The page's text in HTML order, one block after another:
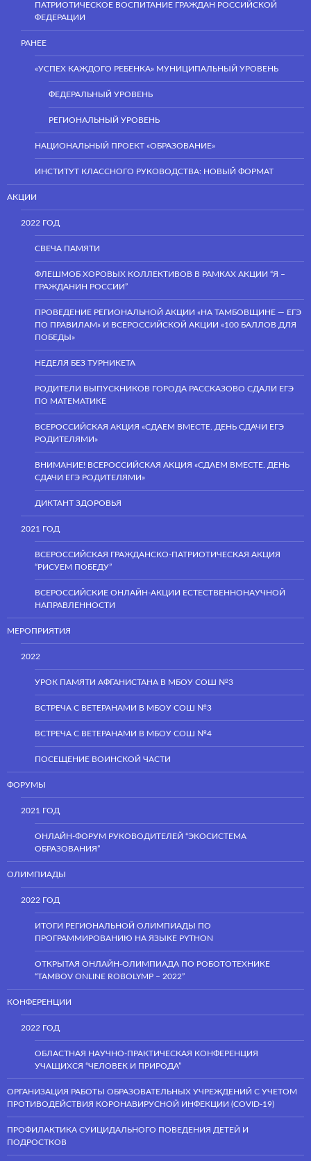
ПАТРИОТИЧЕСКОЕ ВОСПИТАНИЕ ГРАЖДАН РОССИЙСКОЙ
ФЕДЕРАЦИИ
РАНЕЕ
«УСПЕХ КАЖДОГО РЕБЕНКА» МУНИЦИПАЛЬНЫЙ УРОВЕНЬ
ФЕДЕРАЛЬНЫЙ УРОВЕНЬ
РЕГИОНАЛЬНЫЙ УРОВЕНЬ
НАЦИОНАЛЬНЫЙ ПРОЕКТ «ОБРАЗОВАНИЕ»
ИНСТИТУТ КЛАССНОГО РУКОВОДСТВА: НОВЫЙ ФОРМАТ
АКЦИИ
2022 ГОД
СВЕЧА ПАМЯТИ
ФЛЕШМОБ ХОРОВЫХ КОЛЛЕКТИВОВ В РАМКАХ АКЦИИ “Я –
ГРАЖДАНИН РОССИИ”
ПРОВЕДЕНИЕ РЕГИОНАЛЬНОЙ АКЦИИ «НА ТАМБОВЩИНЕ — ЕГЭ
ПО ПРАВИЛАМ» И ВСЕРОССИЙСКОЙ АКЦИИ «100 БАЛЛОВ ДЛЯ
ПОБЕДЫ»
НЕДЕЛЯ БЕЗ ТУРНИКЕТА
РОДИТЕЛИ ВЫПУСКНИКОВ ГОРОДА РАССКАЗОВО СДАЛИ ЕГЭ
ПО МАТЕМАТИКЕ
ВСЕРОССИЙСКАЯ АКЦИЯ «СДАЕМ ВМЕСТЕ. ДЕНЬ СДАЧИ ЕГЭ
РОДИТЕЛЯМИ»
ВНИМАНИЕ! ВСЕРОССИЙСКАЯ АКЦИЯ «СДАЕМ ВМЕСТЕ. ДЕНЬ
СДАЧИ ЕГЭ РОДИТЕЛЯМИ»
ДИКТАНТ ЗДОРОВЬЯ
2021 ГОД
ВСЕРОССИЙСКАЯ ГРАЖДАНСКО-ПАТРИОТИЧЕСКАЯ АКЦИЯ
“РИСУЕМ ПОБЕДУ”
ВСЕРОССИЙСКИЕ ОНЛАЙН-АКЦИИ ЕСТЕСТВЕННОНАУЧНОЙ
НАПРАВЛЕННОСТИ
МЕРОПРИЯТИЯ
2022
УРОК ПАМЯТИ АФГАНИСТАНА В МБОУ СОШ №3
ВСТРЕЧА С ВЕТЕРАНАМИ В МБОУ СОШ №3
ВСТРЕЧА С ВЕТЕРАНАМИ В МБОУ СОШ №4
ПОСЕЩЕНИЕ ВОИНСКОЙ ЧАСТИ
ФОРУМЫ
2021 ГОД
ОНЛАЙН-ФОРУМ РУКОВОДИТЕЛЕЙ “ЭКОСИСТЕМА
ОБРАЗОВАНИЯ”
ОЛИМПИАДЫ
2022 ГОД
ИТОГИ РЕГИОНАЛЬНОЙ ОЛИМПИАДЫ ПО
ПРОГРАММИРОВАНИЮ НА ЯЗЫКЕ PYTHON
ОТКРЫТАЯ ОНЛАЙН-ОЛИМПИАДА ПО РОБОТОТЕХНИКЕ
“TAMBOV ONLINE ROBOLYMP – 2022”
КОНФЕРЕНЦИИ
2022 ГОД
ОБЛАСТНАЯ НАУЧНО-ПРАКТИЧЕСКАЯ КОНФЕРЕНЦИЯ
УЧАЩИХСЯ “ЧЕЛОВЕК И ПРИРОДА”
ОРГАНИЗАЦИЯ РАБОТЫ ОБРАЗОВАТЕЛЬНЫХ УЧРЕЖДЕНИЙ С УЧЕТОМ
ПРОТИВОДЕЙСТВИЯ КОРОНАВИРУСНОЙ ИНФЕКЦИИ (COVID-19)
ПРОФИЛАКТИКА СУИЦИДАЛЬНОГО ПОВЕДЕНИЯ ДЕТЕЙ И
ПОДРОСТКОВ